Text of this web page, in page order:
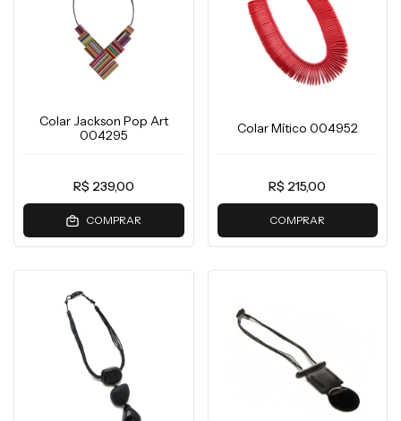
Colar Jackson Pop Art
004295
R$ 239,00
COMPRAR
Colar Mítico 004952
R$ 215,00
COMPRAR